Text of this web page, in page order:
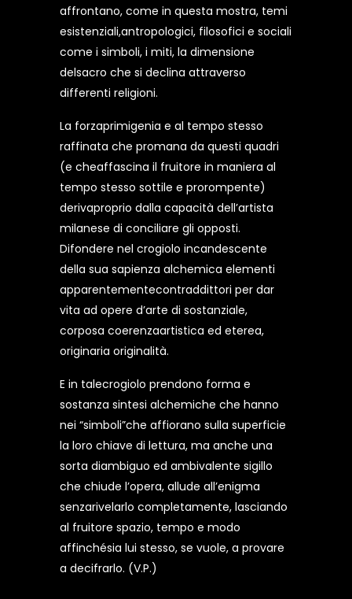
affrontano, come in questa mostra, temi
esistenziali,antropologici, filosofici e sociali
come i simboli, i miti, la dimensione
delsacro che si declina attraverso
differenti religioni.
La forzaprimigenia e al tempo stesso
raffinata che promana da questi quadri
(e cheaffascina il fruitore in maniera al
tempo stesso sottile e prorompente)
derivaproprio dalla capacità dell’artista
milanese di conciliare gli opposti.
Difondere nel crogiolo incandescente
della sua sapienza alchemica elementi
apparentementecontraddittori per dar
vita ad opere d’arte di sostanziale,
corposa coerenzaartistica ed eterea,
originaria originalità.
E in talecrogiolo prendono forma e
sostanza sintesi alchemiche che hanno
nei “simboli”che affiorano sulla superficie
la loro chiave di lettura, ma anche una
sorta diambiguo ed ambivalente sigillo
che chiude l’opera, allude all’enigma
senzarivelarlo completamente, lasciando
al fruitore spazio, tempo e modo
affinchésia lui stesso, se vuole, a provare
a decifrarlo. (V.P.)